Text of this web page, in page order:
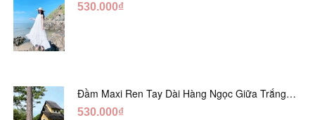
530.000₫
Đầm Maxi Ren Tay Dài Hàng Ngọc Giữa Trắng
DT730
530.000₫